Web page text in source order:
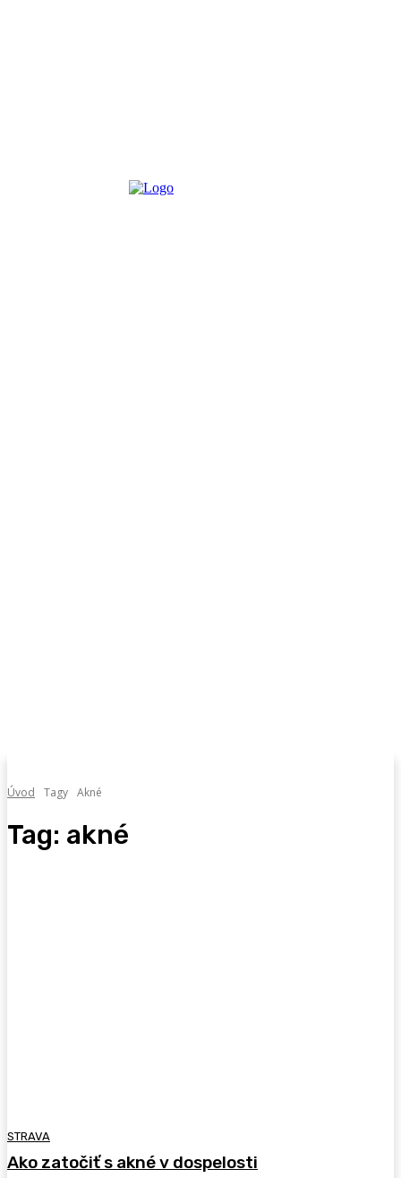
Úvod Tagy Akné
Tag: akné
STRAVA
Ako zatočiť s akné v dospelosti